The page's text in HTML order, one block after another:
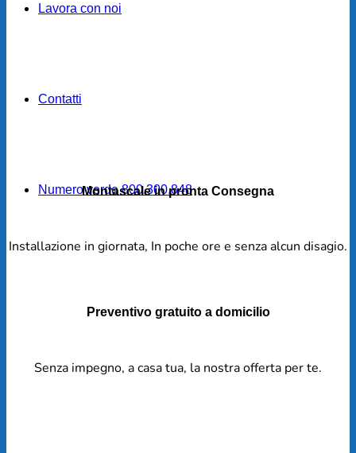
Lavora con noi
Contatti
Numero verde 800.300.848
Montascale in pronta Consegna
Installazione in giornata, In poche ore e senza alcun disagio.
Preventivo gratuito a domicilio
Senza impegno, a casa tua, la nostra offerta per te.